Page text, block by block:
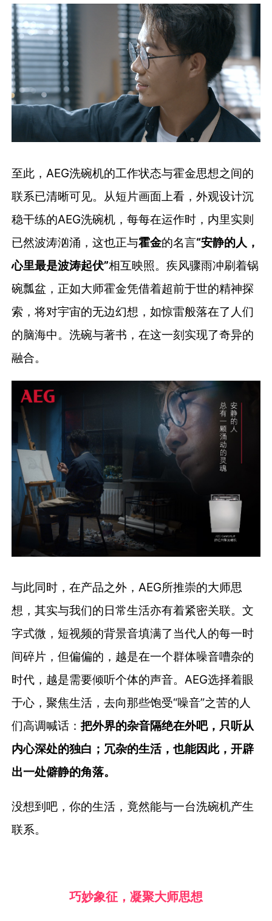
至此，AEG洗碗机的工作状态与霍金思想之间的
联系已清晰可见。从短片画面上看，外观设计沉
稳干练的AEG洗碗机，每每在运作时，内里实则
已然波涛汹涌，这也正与霍金的名言“安静的人，
心里最是波涛起伏”相互映照。疾风骤雨冲刷着锅
碗瓢盆，正如大师霍金凭借着超前于世的精神探
索，将对宇宙的无边幻想，如惊雷般落在了人们
的脑海中。洗碗与著书，在这一刻实现了奇异的
融合。
与此同时，在产品之外，AEG所推崇的大师思
想，其实与我们的日常生活亦有着紧密关联。文
字式微，短视频的背景音填满了当代人的每一时
间碎片，但偏偏的，越是在一个群体噪音嘈杂的
时代，越是需要倾听个体的声音。AEG选择着眼
于心，聚焦生活，去向那些饱受“噪音”之苦的人
们高调喊话：把外界的杂音隔绝在外吧，只听从
内心深处的独白；冗杂的生活，也能因此，开辟
出一处僻静的角落。
没想到吧，你的生活，竟然能与一台洗碗机产生
联系。
巧妙象征，凝聚大师思想